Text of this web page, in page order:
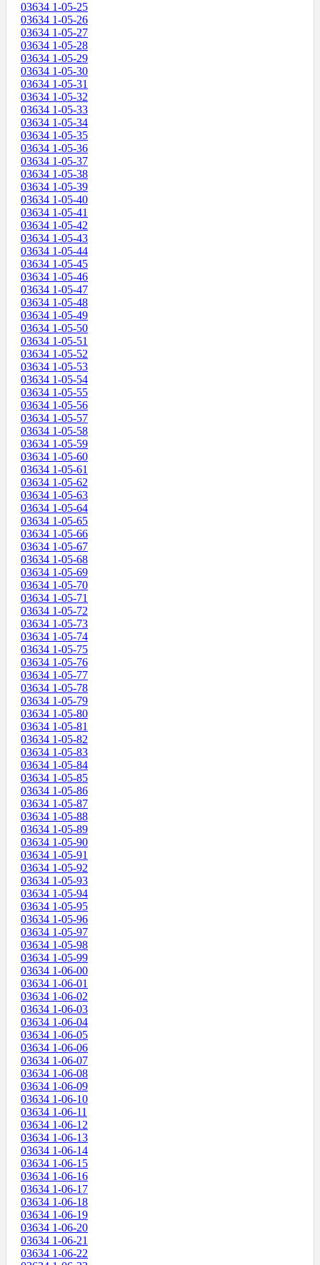
03634 1-05-25
03634 1-05-26
03634 1-05-27
03634 1-05-28
03634 1-05-29
03634 1-05-30
03634 1-05-31
03634 1-05-32
03634 1-05-33
03634 1-05-34
03634 1-05-35
03634 1-05-36
03634 1-05-37
03634 1-05-38
03634 1-05-39
03634 1-05-40
03634 1-05-41
03634 1-05-42
03634 1-05-43
03634 1-05-44
03634 1-05-45
03634 1-05-46
03634 1-05-47
03634 1-05-48
03634 1-05-49
03634 1-05-50
03634 1-05-51
03634 1-05-52
03634 1-05-53
03634 1-05-54
03634 1-05-55
03634 1-05-56
03634 1-05-57
03634 1-05-58
03634 1-05-59
03634 1-05-60
03634 1-05-61
03634 1-05-62
03634 1-05-63
03634 1-05-64
03634 1-05-65
03634 1-05-66
03634 1-05-67
03634 1-05-68
03634 1-05-69
03634 1-05-70
03634 1-05-71
03634 1-05-72
03634 1-05-73
03634 1-05-74
03634 1-05-75
03634 1-05-76
03634 1-05-77
03634 1-05-78
03634 1-05-79
03634 1-05-80
03634 1-05-81
03634 1-05-82
03634 1-05-83
03634 1-05-84
03634 1-05-85
03634 1-05-86
03634 1-05-87
03634 1-05-88
03634 1-05-89
03634 1-05-90
03634 1-05-91
03634 1-05-92
03634 1-05-93
03634 1-05-94
03634 1-05-95
03634 1-05-96
03634 1-05-97
03634 1-05-98
03634 1-05-99
03634 1-06-00
03634 1-06-01
03634 1-06-02
03634 1-06-03
03634 1-06-04
03634 1-06-05
03634 1-06-06
03634 1-06-07
03634 1-06-08
03634 1-06-09
03634 1-06-10
03634 1-06-11
03634 1-06-12
03634 1-06-13
03634 1-06-14
03634 1-06-15
03634 1-06-16
03634 1-06-17
03634 1-06-18
03634 1-06-19
03634 1-06-20
03634 1-06-21
03634 1-06-22